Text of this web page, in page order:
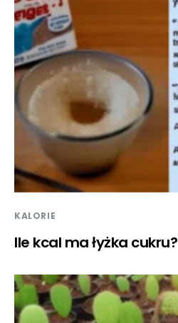
KALORIE
Ile kcal ma łyżka cukru?